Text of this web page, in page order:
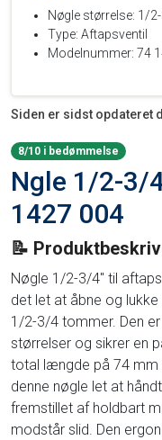
Nøgle størrelse: 1/
Type: Aftapsventil
Modelnummer: 74
Siden er sidst opdateret
8/10 i bedømmelse
Ngle 1/2-3/
1427 004
📝
Nøgle 1/2-3/4'' til
det let at åbne og
1/2-3/4 tommer. Den
størrelser og sikrer en
total længde på 74
denne nøgle let at
fremstillet af holdbart
modstår slid. Den